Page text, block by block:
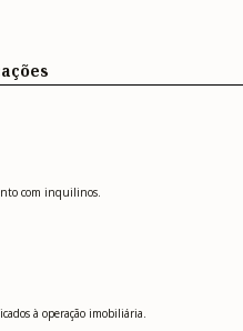
com inquilinos.
à operação imobiliária.